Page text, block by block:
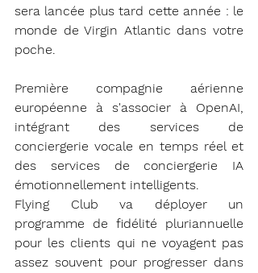
sera lancée plus tard cette année : le
monde de Virgin Atlantic dans votre
poche.
Première compagnie aérienne
européenne à s'associer à OpenAI,
intégrant des services de
conciergerie vocale en temps réel et
des services de conciergerie IA
émotionnellement intelligents.
Flying Club va déployer un
programme de fidélité pluriannuelle
pour les clients qui ne voyagent pas
assez souvent pour progresser dans